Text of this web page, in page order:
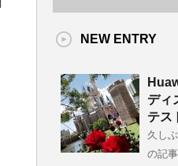
NEW ENTRY
ディ
テス
久し
の記